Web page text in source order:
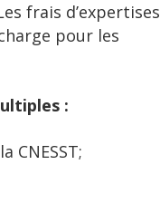
frais d’expertises
pour les
: